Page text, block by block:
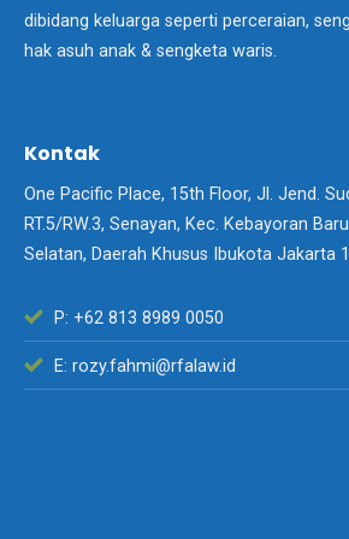
dibidang keluarga seperti perceraian,
hak asuh anak & sengketa waris.
Kontak
One Pacific Place, 15th Floor, Jl. Jend.
RT.5/RW.3, Senayan, Kec. Kebayoran
Selatan, Daerah Khusus Ibukota Jakarta
P: +62 813 8989 0050
E: rozy.fahmi@rfalaw.id